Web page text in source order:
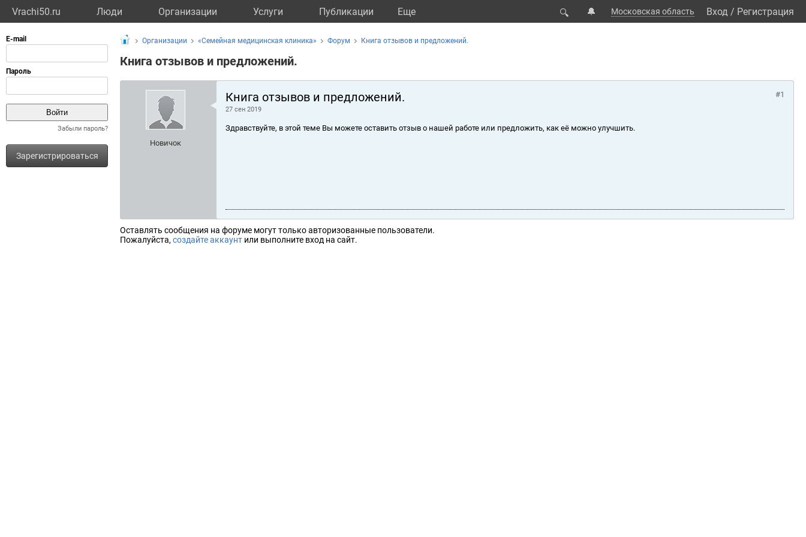
Vrachi50.ru Люди Организации Услуги Публикации Eще 🔍 🔔 Московская область Вход / Регистрация
Забыли пароль?
Зарегистрироваться
Организации «Семейная медицинская клиника» Форум Книга отзывов и предложений.
Книга отзывов и предложений.
Новичок
Книга отзывов и предложений.
27 сен 2019
#1
Здравствуйте, в этой теме Вы можете оставить отзыв о нашей работе или предложить, как её можно улучшить.
Оставлять сообщения на форуме могут только авторизованные пользователи.
Пожалуйста, создайте аккаунт или выполните вход на сайт.